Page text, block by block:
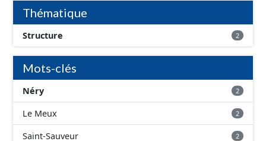
et structurés conformément aux prescriptions du
standard CNIG Sites Economiques. Ce lot ne contient pas
la référence aux terrains à vocation économique à ce
jour. Il est filtré au-delà des prescriptions du CNIG se
limitant aux SCI.
Thématique
Structure 2
Mots-clés
Néry 2
Le Meux 2
Saint-Sauveur 2